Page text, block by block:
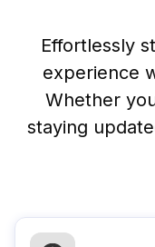
Effortlessly
experience
Whether
staying